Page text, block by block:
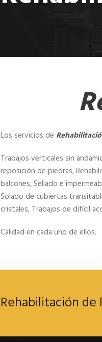
Los servicios de
Trabajos verticales sin
reposición de piedras,
balcones, Sellado e
Solado de cubiertas
cristales, Trabajos de difícil
Calidad en cada uno de ellos.
Rehabilitación de